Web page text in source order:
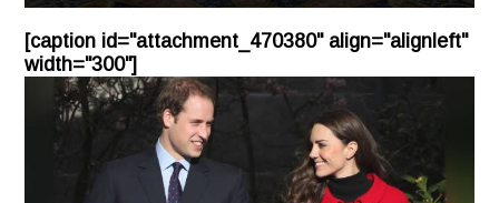
[caption id="attachment_470380" align="alignleft"
width="300"]